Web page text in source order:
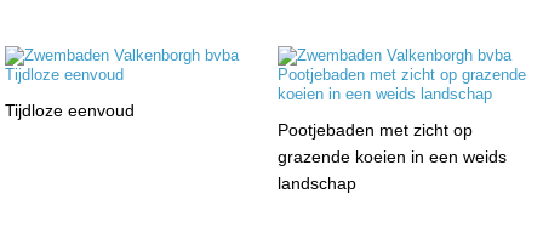
Tijdloze eenvoud
Pootjebaden met zicht op
grazende koeien in een weids
landschap